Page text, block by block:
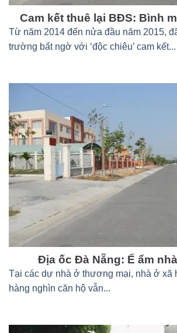
Cam kết thuê lại BĐS: Bình
Từ năm 2014 đến nửa đầu năm 2015,
trường bất ngờ với ‘độc chiêu’ cam kết...
Địa ốc Đà Nẵng: Ế ẩm
Tại các dự nhà ở thương mại, nhà ở xã
hàng nghìn căn hộ vẫn...